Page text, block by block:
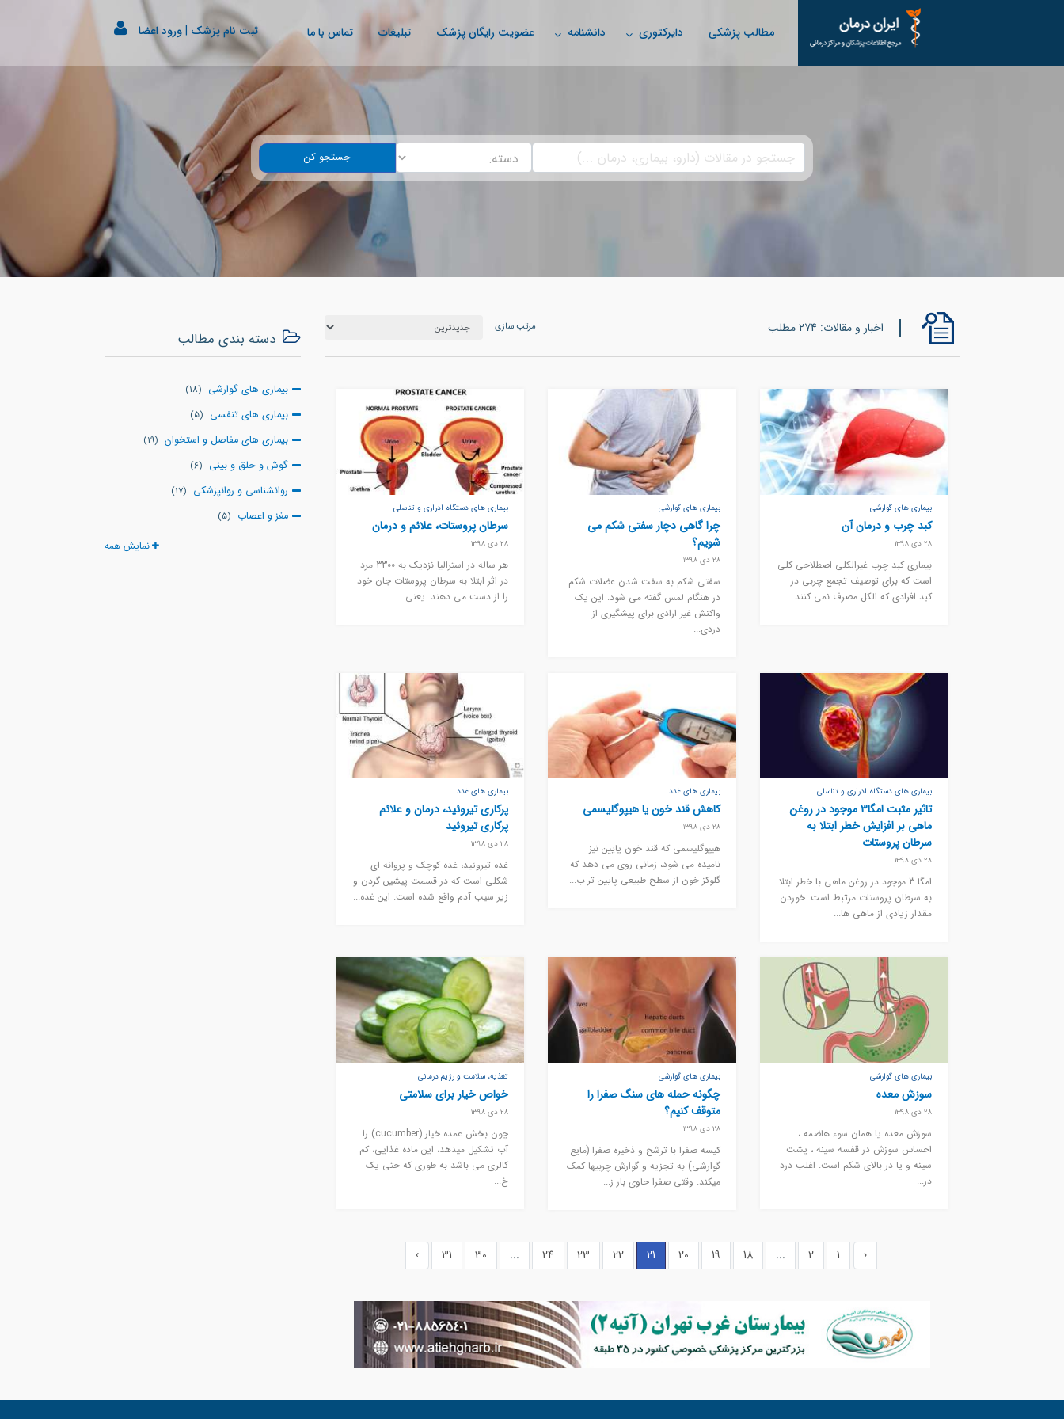
مطالب پزشکی دایرکتوری دانشنامه عضویت رایگان پزشک تبلیغات تماس با ما ثبت نام پزشک |ورود اعضا
جستجو کن
اخبار و مقالات: 274 مطلب مرتب سازی
بیماری های گوارشی
کبد چرب و درمان آن
28 دی 1398
بیماری کبد چرب غیرالکلی اصطلاحی کلی
است که برای توصیف تجمع چربی در
کبد افرادی که الکل مصرف نمی کنند...
بیماری های گوارشی
چرا گاهی دچار سفتی شکم می
شویم؟
28 دی 1398
سفتی شکم به سفت شدن عضلات شکم
در هنگام لمس گفته می شود. این یک
واکنش غیر ارادی برای پیشگیری از
دردی...
بیماری های دستگاه ادراری و تناسلی
سرطان پروستات، علائم و درمان
28 دی 1398
هر ساله در استرالیا نزدیک به 3300 مرد
در اثر ابتلا به سرطان پروستات جان خود
را از دست می دهند. یعنی...
بیماری های دستگاه ادراری و تناسلی
تاثیر مثبت امگا3 موجود در روغن
ماهی بر افزایش خطر ابتلا به
سرطان پروستات
28 دی 1398
امگا 3 موجود در روغن ماهی با خطر ابتلا
به سرطان پروستات مرتبط است. خوردن
مقدار زیادی از ماهی ها...
بیماری های غدد
کاهش قند خون یا هیپوگلیسمی
28 دی 1398
هیپوگلیسمی که قند خون پایین نیز
نامیده می شود، زمانی روی می دهد که
گلوکز خون از سطح طبیعی پایین تر ب...
بیماری های غدد
پرکاری تیروئید، درمان و علائم
پرکاری تیروئید
28 دی 1398
غده تیروئید، غده کوچک و پروانه ای
شکلی است که در قسمت پیشین گردن و
زیر سیب آدم واقع شده است. این غده...
بیماری های گوارشی
سوزش معده
28 دی 1398
سوزش معده یا همان سوء هاضمه ،
احساس سوزش در قفسه سینه ، پشت
سینه و یا در بالای شکم است. اغلب درد
در...
بیماری های گوارشی
چگونه حمله های سنگ صفرا را
متوقف کنیم؟
28 دی 1398
کیسه صفرا با ترشح و ذخیره صفرا (مایع
گوارشی) به تجزیه و گوارش چربیها کمک
میکند. وقتی صفرا حاوی بار ز...
تغذیه، سلامت و رژیم درمانی
خواص خیار برای سلامتی
28 دی 1398
چون بخش عمده خیار (cucumber) را
آب تشکیل میدهد، این ماده غذایی، کم
کالری می باشد به طوری که حتی یک
خ...
‹
1
2
...
18
19
20
21
22
23
24
...
30
31
›
دسته بندی مطالب
بیماری های گوارشی (18)
بیماری های تنفسی (5)
بیماری های مفاصل و استخوان (19)
گوش و حلق و بینی (6)
روانشناسی و روانپزشکی (17)
مغز و اعصاب (5)
نمایش همه